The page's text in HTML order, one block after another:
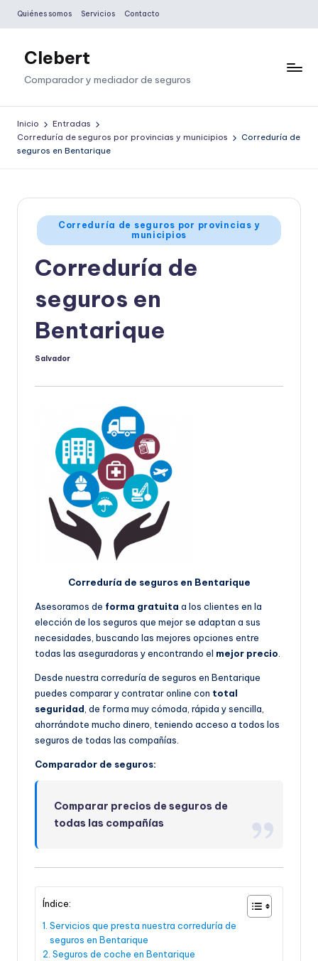
Saltar
contenido
Quiénes somos Servicios Contacto
Clebert
Comparador y mediador de seguros
Inicio
Entradas
Correduría de seguros por provincias y municipios
Correduría de
seguros en Bentarique
Publicado
en
Correduría de seguros por provincias y
municipios
Correduría de
seguros en
Bentarique
Publicado
Salvador
Correduría de seguros en Bentarique
Asesoramos de forma gratuita a los clientes en la
elección de los seguros que mejor se adaptan a sus
necesidades, buscando las mejores opciones entre
todas las aseguradoras y encontrando el mejor precio.
Desde nuestra correduría de seguros en Bentarique
puedes comparar y contratar online con total
seguridad, de forma muy cómoda, rápida y sencilla,
ahorrándote mucho dinero, teniendo acceso a todos los
seguros de todas las compañías.
Comparador de seguros:
Comparar precios de seguros de
todas las compañías
Índice:
Servicios que presta nuestra correduría de
seguros en Bentarique
Seguros de coche en Bentarique